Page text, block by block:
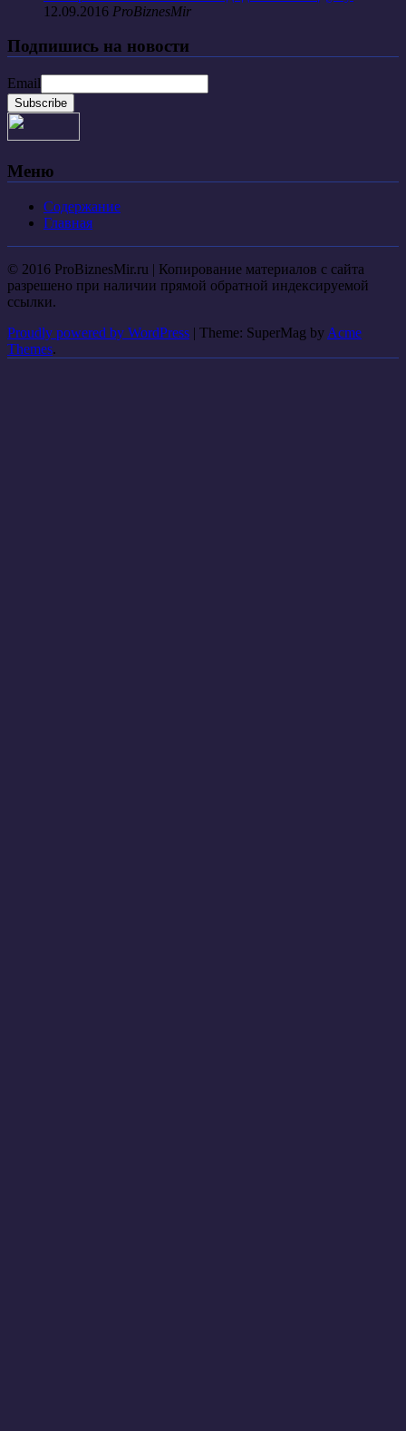
12.09.2016 ProBiznesMir
Подпишись на новости
Email
Меню
Содержание
Главная
© 2016 ProBiznesMir.ru | Копирование материалов с сайта
разрешено при наличии прямой обратной индексируемой
ссылки.
Proudly powered by WordPress | Theme: SuperMag by Acme
Themes.